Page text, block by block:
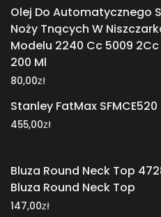
Olej Do Automatycznego
Noży Tnących W
Modelu 2240 Cc 5009
200 Ml
80,00zł
Stanley FatMax SFMCE520
455,00zł
Bluza Round Neck Top
Bluza Round Neck Top
147,00zł